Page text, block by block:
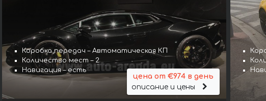
Коробка передач – Автоматическая КП
Количество мест – 2
Навигация – есть
цена от €974 в день
описание и цены